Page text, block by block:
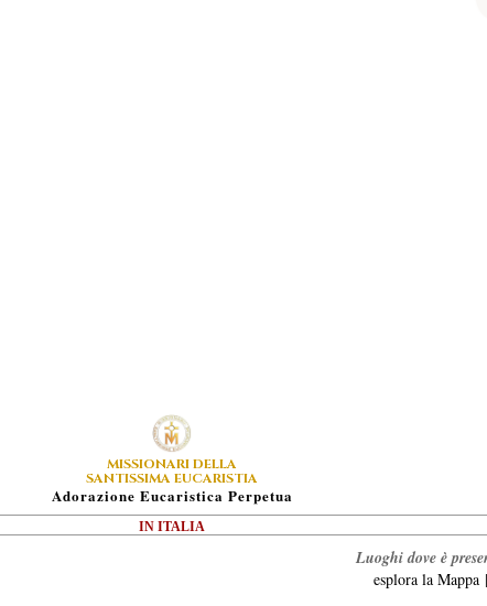
MISSIONARI DELLA
SANTISSIMA EUCARISTIA
ADorazione EUcaristica PErpetua
IN ITALIA
Luoghi dove è
esplora la Mappa|